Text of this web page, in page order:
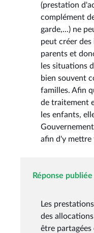
(prestation
complément
garde,...) ne
peut créer des
parents et
les situations
bien souvent
familles. Afin
de traitement
les enfants,
afin d'y mettre
Réponse
Les
des
être